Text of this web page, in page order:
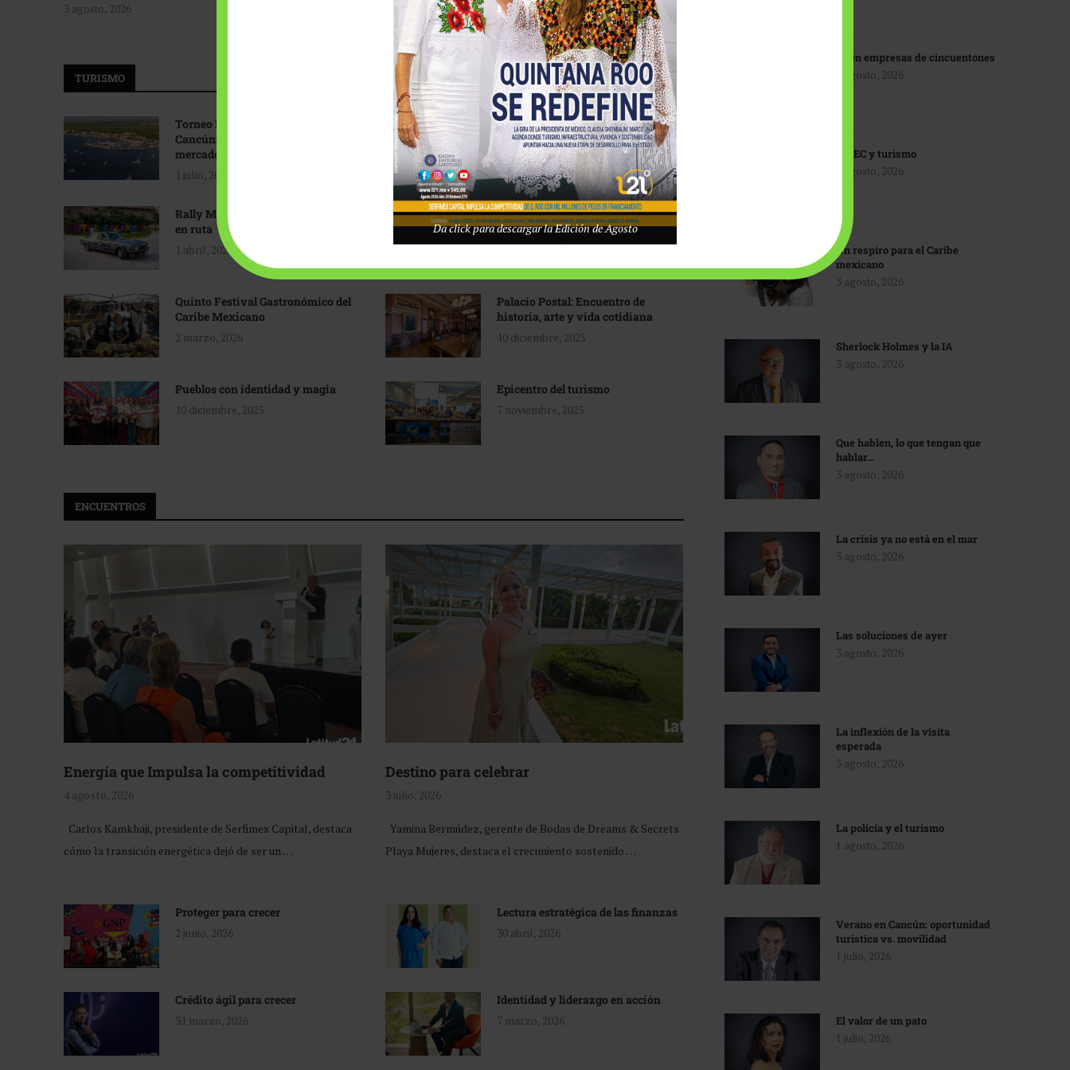
3 agosto, 2026
Tecnológico de Monterrey
3 agosto, 2026
TURISMO
Torneo Internacional de Pesca
Cancún: Navegando hacia nuevos
mercados
1 julio, 2026
Promoción turística con visión
1 abril, 2026
Rally Maya: Herencia automotriz
en ruta
1 abril, 2026
Industria global en
reconfiguración
31 marzo, 2026
Quinto Festival Gastronómico del
Caribe Mexicano
2 marzo, 2026
Palacio Postal: Encuentro de
historia, arte y vida cotidiana
10 diciembre, 2025
Pueblos con identidad y magia
10 diciembre, 2025
Epicentro del turismo
7 noviembre, 2025
ENCUENTROS
Energía que Impulsa la competitividad
4 agosto, 2026
Carlos Kamkhaji, presidente de Serfimex Capital, destaca
cómo la transición energética dejó de ser un …
Destino para celebrar
3 julio, 2026
Yamina Bermúdez, gerente de Bodas de Dreams & Secrets
Playa Mujeres, destaca el crecimiento sostenido …
Proteger para crecer
2 junio, 2026
Lectura estratégica de las finanzas
30 abril, 2026
Crédito ágil para crecer
31 marzo, 2026
Identidad y liderazgo en acción
7 marzo, 2026
IA en empresas de cincuentones
3 agosto, 2026
TMEC y turismo
3 agosto, 2026
Un respiro para el Caribe
mexicano
3 agosto, 2026
Sherlock Holmes y la IA
3 agosto, 2026
Que hablen, lo que tengan que
hablar…
3 agosto, 2026
La crisis ya no está en el mar
3 agosto, 2026
Las soluciones de ayer
3 agosto, 2026
La inflexión de la visita
esperada
3 agosto, 2026
La policía y el turismo
1 agosto, 2026
Verano en Cancún: oportunidad
turística vs. movilidad
1 julio, 2026
El valor de un pato
1 julio, 2026
Da click para descargar la Edición de Agosto